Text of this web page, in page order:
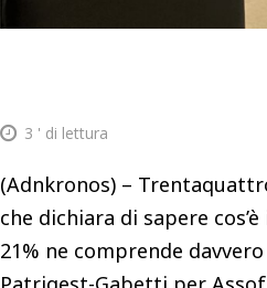
3 ' di lettura
(Adnkronos) –
che dichiara di sapere
21% ne comprende